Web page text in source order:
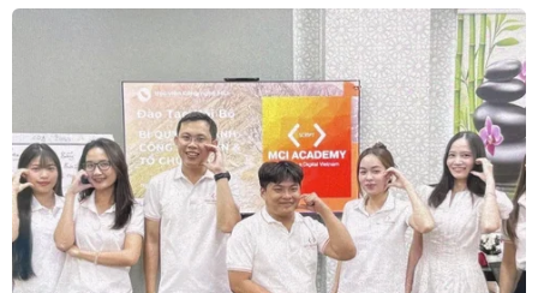
#Kinh tế Nga #đồng ruble
#Nga-phương Tây
#Vladimir Putin
#lạm phát
#Rossta
#trừng phạt Nga
Nga